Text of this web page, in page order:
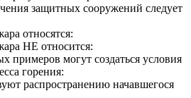
защитных сооружений следует
относятся:
НЕ относится:
примеров могут создаться условия
горения:
распространению начавшегося